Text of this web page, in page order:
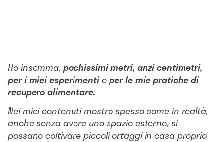
Ho insomma, pochissimi metri, anzi centimetri,
per i miei esperimentieper le mie pratiche di
recupero alimentare.
Nei miei contenuti mostro spesso come in realtà,
anche senza avere uno spazio esterno, si
possano coltivare piccoli ortaggi in casa proprio